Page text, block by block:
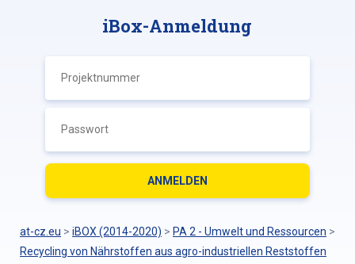
iBox-Anmeldung
at-cz.eu > iBOX (2014-2020) > PA 2 - Umwelt und Ressourcen >
Recycling von Nährstoffen aus agro-industriellen Reststoffen